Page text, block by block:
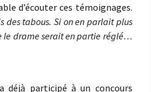
d’écouter ces témoignages.
des tabous. Si on en parlait plus
le drame serait en partie réglé…
déjà participé à un concours